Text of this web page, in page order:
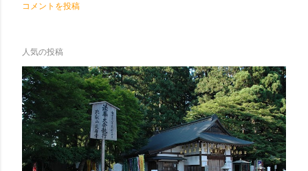
コメントを投稿
人気の投稿